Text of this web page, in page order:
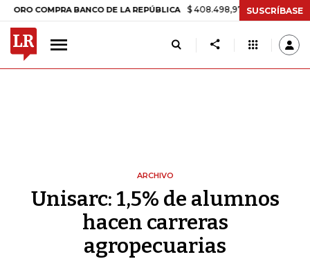
COMPRA BANCO DE LA REPÚBLICA $ 408.498,97 +$ 8.753,81 +2,19%
SUSCRÍBASE
ARCHIVO
Unisarc: 1,5% de alumnos
hacen carreras
agropecuarias